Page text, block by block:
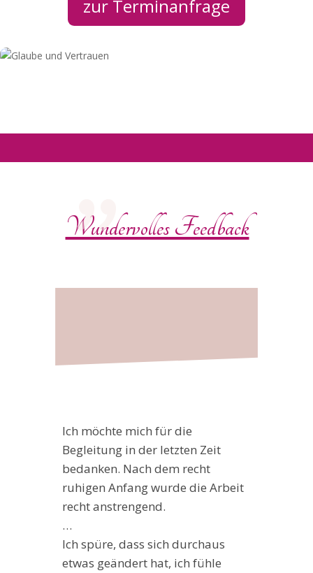
zur Terminanfrage
Wundervolles Feedback
"
Ich möchte mich für die
Begleitung in der letzten Zeit
bedanken. Nach dem recht
ruhigen Anfang wurde die Arbeit
recht anstrengend.
…
Ich spüre, dass sich durchaus
etwas geändert hat, ich fühle